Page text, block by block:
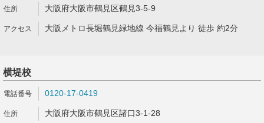
大阪府大阪市鶴見区鶴見3-5-9
大阪メトロ長堀鶴見緑地線 今福鶴見より 徒歩 約2分
横堤校
0120-17-0419
大阪府大阪市鶴見区諸口3-1-28